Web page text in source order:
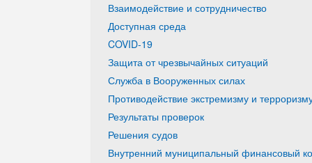
Взаимодействие и сотрудничество
Доступная среда
COVID-19
Защита от чрезвычайных ситуаций
Служба в Вооруженных силах
Противодействие экстремизму и
Результаты проверок
Решения судов
Внутренний муниципальный финансовый